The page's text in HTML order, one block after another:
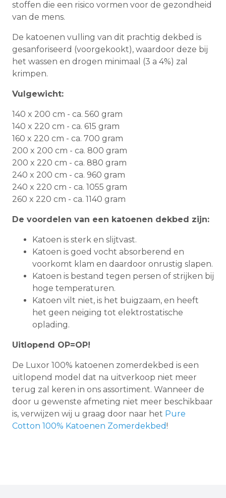
stoffen die een risico vormen voor de gezondheid
van de mens.
De katoenen vulling van dit prachtig dekbed is
gesanforiseerd (voorgekookt), waardoor deze bij
het wassen en drogen minimaal (3 a 4%) zal
krimpen.
Vulgewicht:
140 x 200 cm - ca. 560 gram
140 x 220 cm - ca. 615 gram
160 x 220 cm - ca. 700 gram
200 x 200 cm - ca. 800 gram
200 x 220 cm - ca. 880 gram
240 x 200 cm - ca. 960 gram
240 x 220 cm - ca. 1055 gram
260 x 220 cm - ca. 1140 gram
De voordelen van een katoenen dekbed zijn:
Katoen is sterk en slijtvast.
Katoen is goed vocht absorberend en
voorkomt klam en daardoor onrustig slapen.
Katoen is bestand tegen persen of strijken bij
hoge temperaturen.
Katoen vilt niet, is het buigzaam, en heeft
het geen neiging tot elektrostatische
oplading.
Uitlopend OP=OP!
De Luxor 100% katoenen zomerdekbed is een
uitlopend model dat na uitverkoop niet meer
terug zal keren in ons assortiment. Wanneer de
door u gewenste afmeting niet meer beschikbaar
is, verwijzen wij u graag door naar het Pure
Cotton 100% Katoenen Zomerdekbed!